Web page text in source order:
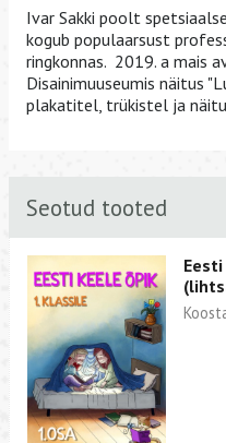
Ivar Sakki poolt
kogub populaarsust
ringkonnas. 2019. a mais
Disainimuuseumis näitus
plakatitel, trükistel ja
Seotud tooted